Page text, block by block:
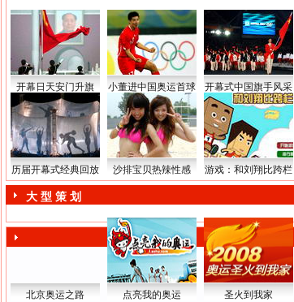
开幕日天安门升旗 小董进中国奥运首球 开幕式中国旗手风采
历届开幕式经典回放 沙排宝贝热辣性感 游戏：和刘翔比跨栏
大 型 策 划
北京奥运之路 点亮我的奥运
圣火到我家